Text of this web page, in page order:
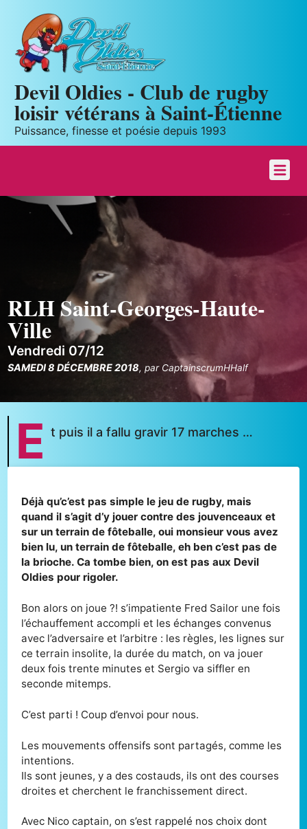
Devil Oldies - Club de rugby
loisir vétérans à Saint-Étienne
Puissance, finesse et poésie depuis 1993
RLH Saint-Georges-Haute-
Ville
Vendredi 07/12
SAMEDI 8 DÉCEMBRE 2018,par CaptainscrumHHalf
E t puis il a fallu gravir 17 marches …
Déjà qu’c’est pas simple le jeu de rugby, mais
quand il s’agit d’y jouer contre des jouvenceaux et
sur un terrain de fôteballe, oui monsieur vous avez
bien lu, un terrain de fôteballe, eh ben c’est pas de
la brioche. Ca tombe bien, on est pas aux Devil
Oldies pour rigoler.
Bon alors on joue ?! s’impatiente Fred Sailor une fois
l’échauffement accompli et les échanges convenus
avec l’adversaire et l’arbitre : les règles, les lignes sur
ce terrain insolite, la durée du match, on va jouer
deux fois trente minutes et Sergio va siffler en
seconde mitemps.
C’est parti ! Coup d’envoi pour nous.
Les mouvements offensifs sont partagés, comme les
intentions.
Ils sont jeunes, y a des costauds, ils ont des courses
droites et cherchent le franchissement direct.
Avec Nico captain, on s’est rappelé nos choix dont